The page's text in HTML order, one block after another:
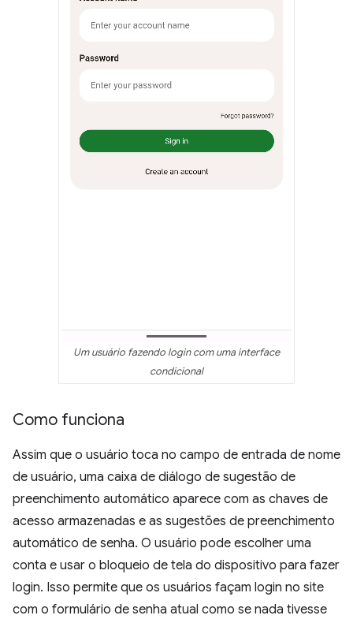
Um usuário fazendo login com uma interface
condicional
Como funciona
Assim que o usuário toca no campo de entrada de nome
de usuário, uma caixa de diálogo de sugestão de
preenchimento automático aparece com as chaves de
acesso armazenadas e as sugestões de preenchimento
automático de senha. O usuário pode escolher uma
conta e usar o bloqueio de tela do dispositivo para fazer
login. Isso permite que os usuários façam login no site
com o formulário de senha atual como se nada tivesse